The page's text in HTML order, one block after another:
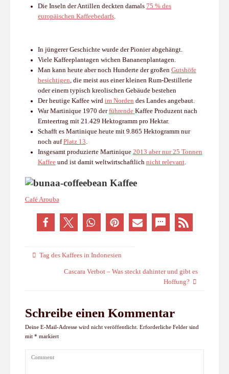
Die Inseln der Antillen deckten damals 75 % des
europäischen Kaffeebedarfs.
In jüngerer Geschichte wurde der Pionier abgehängt.
Viele Kaffeeplantagen wichen Bananenplantagen.
Man kann heute aber noch Hunderte der großen Gutshöfe
besichtigen, die meist aus einer kleinen Rum-Destillerie
oder einem typisch kreolischen Gebäude bestehen
Der heutige Kaffee wird im Norden des Landes angebaut.
War Martinique 1970 derführende Kaffee Produzent nach
Ernteertrag mit 21.429 Hektogramm pro Hektar.
Schafft es Martinique heute mit 9.865 Hektogramm nur
noch aufPlatz 13.
Insgesamt produzierte Martinique 2013 aber nur 25 Tonnen
Kaffeeund ist damit weltwirtschaftlich nicht relevant.
Kaffee
Café Arouba
Tag des Kaffees in Indonesien
Cascara Verbot – Was steckt dahinter und gibt es
Hoffung?
Schreibe einen Kommentar
Deine E-Mail-Adresse wird nicht veröffentlicht. Erforderliche Felder sind
mit * markiert